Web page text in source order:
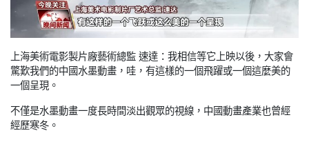
上海美術電影製片廠藝術總監 速達：我相信等它上映以後，大家會
驚歎我們的中國水墨動畫，哇，有這樣的一個飛躍或一個這麼美的
一個呈現。
不僅是水墨動畫一度長時間淡出觀眾的視線，中國動畫產業也曾經
經歷寒冬。